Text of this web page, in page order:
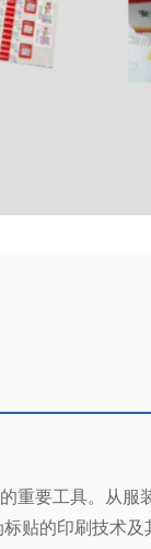
重要工具。从服
贴的印刷技术及